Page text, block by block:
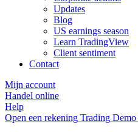
Updates
Blog
US earnings season
Learn TradingView
Client sentiment
Contact
Mijn account
Handel online
Help
Open een rekening Trading Demo